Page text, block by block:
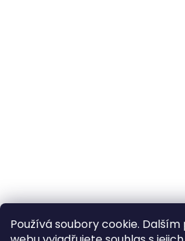
Používá soubory cookie.